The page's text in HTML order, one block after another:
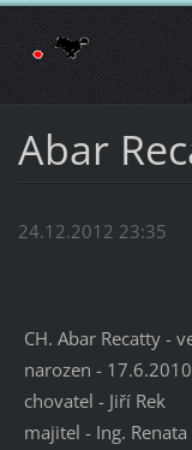
Abar
24.12.2012 23:35
CH. Abar Recatty -
narozen - 17.6.2010
chovatel - Jiří Rek
majitel - Ing.